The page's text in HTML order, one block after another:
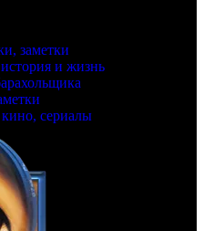
заметки
и жизнь
сериалы